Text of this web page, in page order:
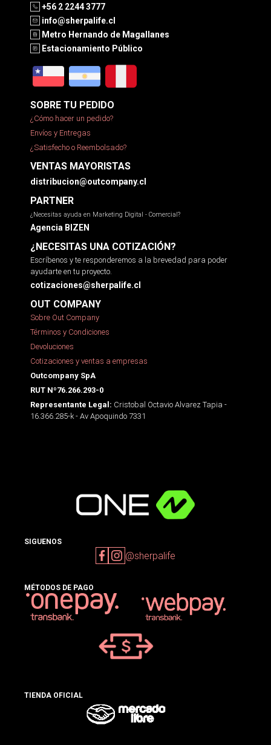
+56 2 2244 3777
info@sherpalife.cl
Metro Hernando de Magallanes
Estacionamiento Público
SOBRE TU PEDIDO
¿Cómo hacer un pedido?
Envíos y Entregas
¿Satisfecho o Reembolsado?
VENTAS MAYORISTAS
distribucion@outcompany.cl
PARTNER
¿Necesitas ayuda en Marketing Digital - Comercial?
Agencia BIZEN
¿NECESITAS UNA COTIZACIÓN?
Escríbenos y te responderemos a la brevedad para poder
ayudarte en tu proyecto.
cotizaciones@sherpalife.cl
OUT COMPANY
Sobre Out Company
Términos y Condiciones
Devoluciones
Cotizaciones y ventas a empresas
Outcompany SpA
RUT Nº76.266.293-0
Representante Legal: Cristobal Octavio Alvarez Tapia -
16.366.285-k - Av Apoquindo 7331
SIGUENOS
@sherpalife
MÉTODOS DE PAGO
TIENDA OFICIAL